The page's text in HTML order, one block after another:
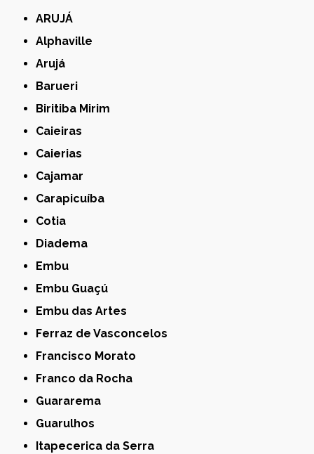
ARUJÁ
Alphaville
Arujá
Barueri
Biritiba Mirim
Caieiras
Caierias
Cajamar
Carapicuíba
Cotia
Diadema
Embu
Embu Guaçú
Embu das Artes
Ferraz de Vasconcelos
Francisco Morato
Franco da Rocha
Guararema
Guarulhos
Itapecerica da Serra